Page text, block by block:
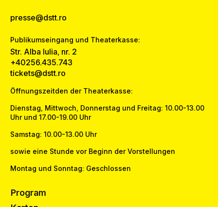
presse@dstt.ro
Publikumseingang und Theaterkasse:
Str. Alba Iulia, nr. 2
+40256.435.743
tickets@dstt.ro
Öffnungszeitden der Theaterkasse:
Dienstag, Mittwoch, Donnerstag und Freitag: 10.00-13.00
Uhr und 17.00-19.00 Uhr
Samstag: 10.00-13.00 Uhr
sowie eine Stunde vor Beginn der Vorstellungen
Montag und Sonntag: Geschlossen
Program